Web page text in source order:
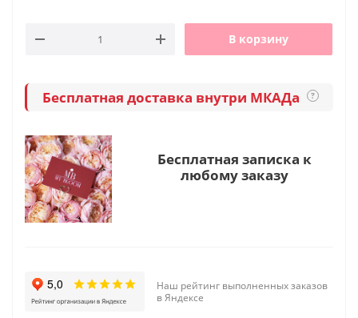
В корзину
Бесплатная доставка внутри МКАДа ?
Бесплатная записка к
любому заказу
Наш рейтинг выполненных заказов
в Яндексе